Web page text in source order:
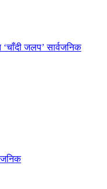
जलप’ सार्वजनिक